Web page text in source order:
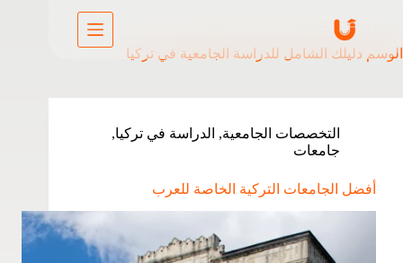
الوسم دليلك الشامل للدراسة الجامعية في تركيا
التخصصات الجامعية, الدراسة في تركيا,
جامعات
أفضل الجامعات التركية الخاصة للعرب